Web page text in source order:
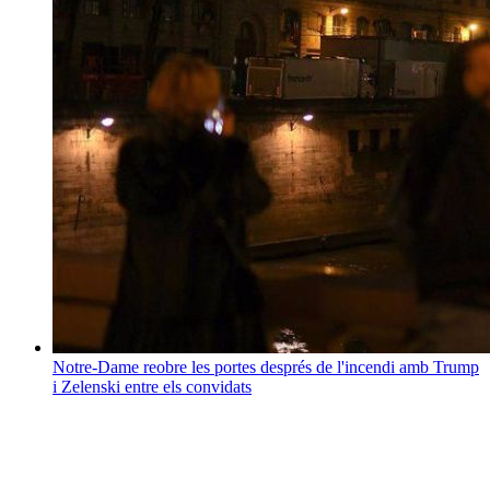
Notre-Dame reobre les portes després de l'incendi amb Trump
i Zelenski entre els convidats